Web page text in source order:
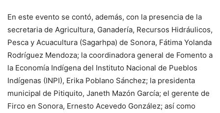
En este evento se contó, además, con la presencia de la
secretaria de Agricultura, Ganadería, Recursos Hidráulicos,
Pesca y Acuacultura (Sagarhpa) de Sonora, Fátima Yolanda
Rodríguez Mendoza; la coordinadora general de Fomento a
la Economía Indígena del Instituto Nacional de Pueblos
Indígenas (INPI), Erika Poblano Sánchez; la presidenta
municipal de Pitiquito, Janeth Mazón García; el gerente de
Firco en Sonora, Ernesto Acevedo González; así como